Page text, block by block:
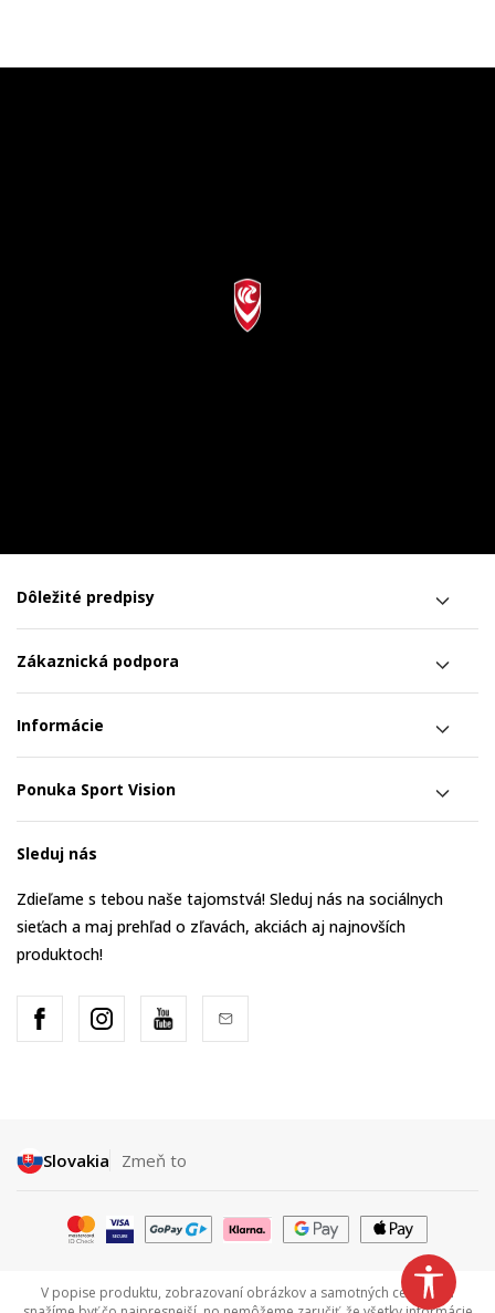
Dôležité predpisy
Zákaznická podpora
Informácie
Ponuka Sport Vision
Sleduj nás
Zdieľame s tebou naše tajomstvá! Sleduj nás na sociálnych
sieťach a maj prehľad o zľavách, akciách aj najnovších
produktoch!
Slovakia Zmeň to
V popise produktu, zobrazovaní obrázkov a samotných cenách sa